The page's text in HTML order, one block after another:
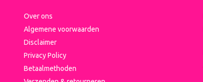
Over ons
Algemene voorwaarden
Disclaimer
Privacy Policy
Betaalmethoden